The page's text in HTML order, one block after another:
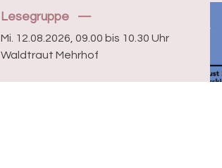
Lesegruppe
Mi. 12.08.2026, 09.00 bis 10.30 Uhr
Waldtraut Mehrhof